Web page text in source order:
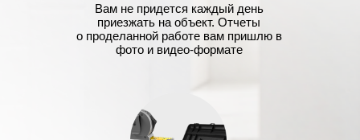
Вам не придется каждый день
приезжать на объект. Отчеты
о проделанной работе вам пришлю в
фото и видео-формате